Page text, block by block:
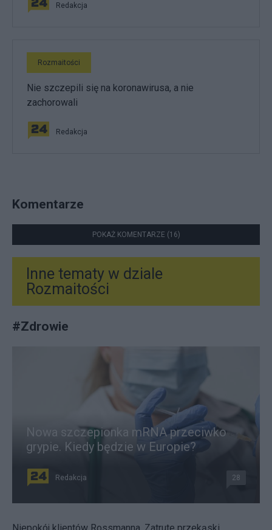
Redakcja
Rozmaitości
Nie szczepili się na koronawirusa, a nie
zachorowali
Redakcja
Komentarze
POKAŻ KOMENTARZE (16)
Inne tematy w dziale
Rozmaitości
#Zdrowie
Nowa szczepionka mRNA przeciwko
grypie. Kiedy będzie w Europie?
Redakcja 28
Niepokój klientów Rossmanna. Zatrute przekąski